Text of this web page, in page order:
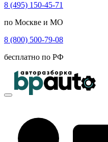
8 (495) 150-45-71
по Москве и МО
8 (800) 500-79-08
бесплатно по РФ